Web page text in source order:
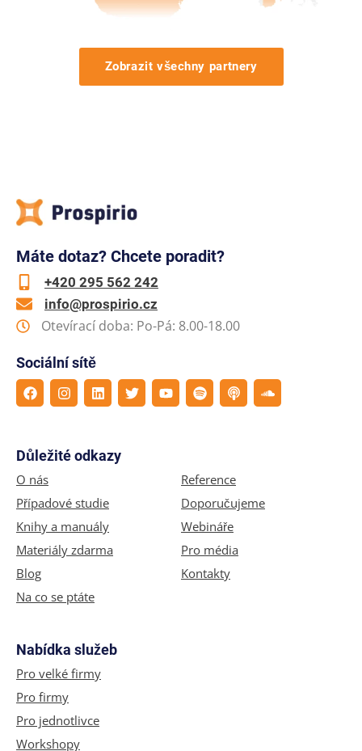
Zobrazit všechny partnery
Máte dotaz? Chcete poradit?
+420 295 562 242
info@prospirio.cz
Otevírací doba: Po-Pá: 8.00-18.00
Sociální sítě
Důležité odkazy
O nás
Případové studie
Knihy a manuály
Materiály zdarma
Blog
Na co se ptáte
Reference
Doporučujeme
Webináře
Pro média
Kontakty
Nabídka služeb
Pro velké firmy
Pro firmy
Pro jednotlivce
Workshopy